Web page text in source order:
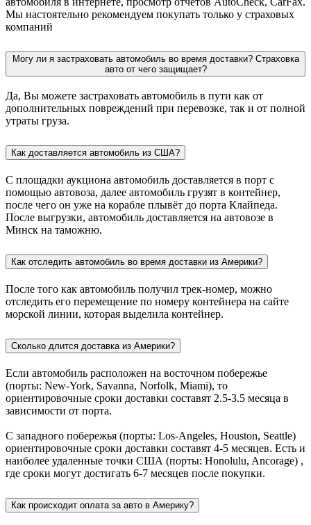
Мы настоятельно рекомендуем покупать только у страховых
компаний
Могу ли я застраховать автомобиль во время доставки? Страховка
авто от чего защищает?
Да, Вы можете застраховать автомобиль в пути как от
дополнительных повреждений при перевозке, так и от полной
утраты груза.
Как доставляется автомобиль из США?
С площадки аукциона автомобиль доставляется в порт с
помощью автовоза, далее автомобиль грузят в контейнер,
после чего он уже на корабле плывёт до порта Клайпеда.
После выгрузки, автомобиль доставляется на автовозе в
Минск на таможню.
Как отследить автомобиль во время доставки из Америки?
После того как автомобиль получил трек-номер, можно
отследить его перемещение по номеру контейнера на сайте
морской линии, которая выделила контейнер.
Сколько длится доставка из Америки?
Если автомобиль расположен на восточном побережье
(порты: New-York, Savanna, Norfolk, Miami), то
ориентировочные сроки доставки составят 2.5-3.5 месяца в
зависимости от порта.
С западного побережья (порты: Los-Angeles, Houston, Seattle)
ориентировочные сроки доставки составят 4-5 месяцев. Есть и
наиболее удаленные точки США (порты: Honolulu, Ancorage) ,
где сроки могут достигать 6-7 месяцев после покупки.
Как происходит оплата за авто в Америку?